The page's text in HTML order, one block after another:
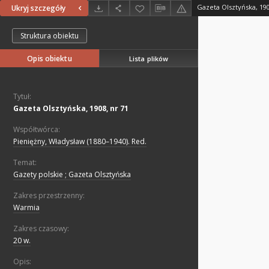
Ukryj szczegóły Gazeta Olsztyńska,
Struktura obiektu
Opis obiektu Lista plików
Tytuł:
Gazeta Olsztyńska, 1908, nr 71
Współtwórca:
Pieniężny, Władysław (1880–1940). Red.
Temat:
Gazety polskie ; Gazeta Olsztyńska
Zakres przestrzenny:
Warmia
Zakres czasowy:
20 w.
Opis: